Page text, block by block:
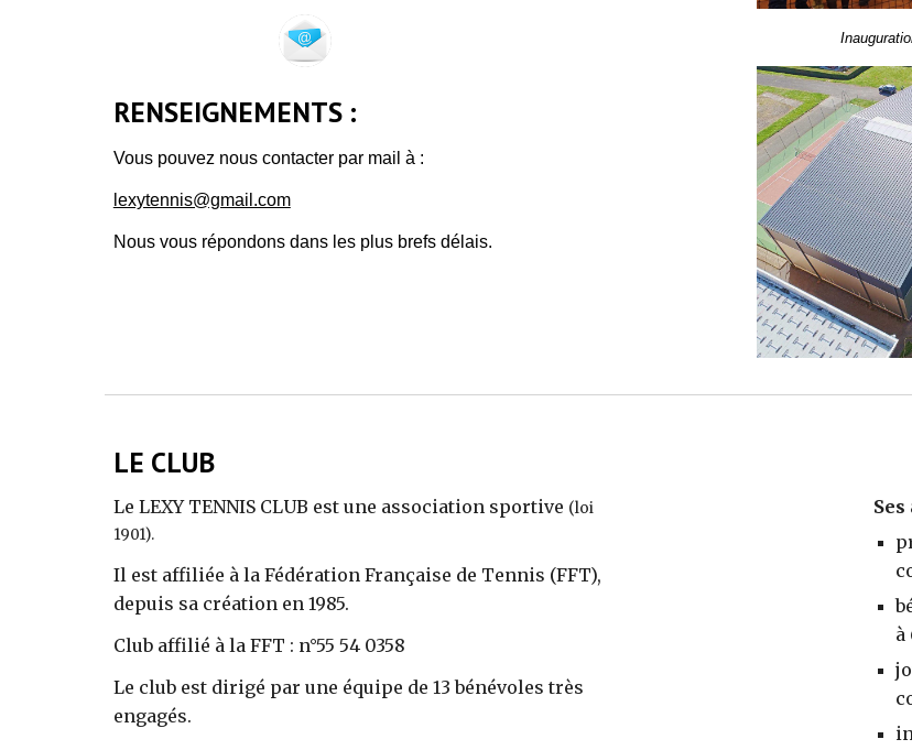
RENSEIGNEMENTS :
Vous pouvez nous contacter par mail à :
lexytennis@gmail.com
Nous vous répondons dans les plus brefs délais.
LE CLUB
Le LEXY TENNIS CLUB est une association sportive (loi
1901).
Il est affiliée à la Fédération Française de Tennis (FFT),
depuis sa création en 1985.
Club affilié à la FFT : n°55 54 0358
Le club est dirigé par une équipe de 13 bénévoles très
engagés.
Ses
à